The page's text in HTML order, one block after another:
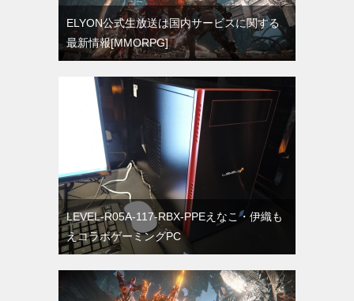
ELYON公式生放送は国内サービスに関する
最新情報[MMORPG]
LEVEL-R05A-117-RBX-PPEえなこ・伊織も
えコラボゲーミングPC